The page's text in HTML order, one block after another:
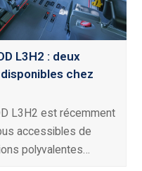
L3H2 : deux
chez
L3H2 est récemment
accessibles de
polyvalentes…